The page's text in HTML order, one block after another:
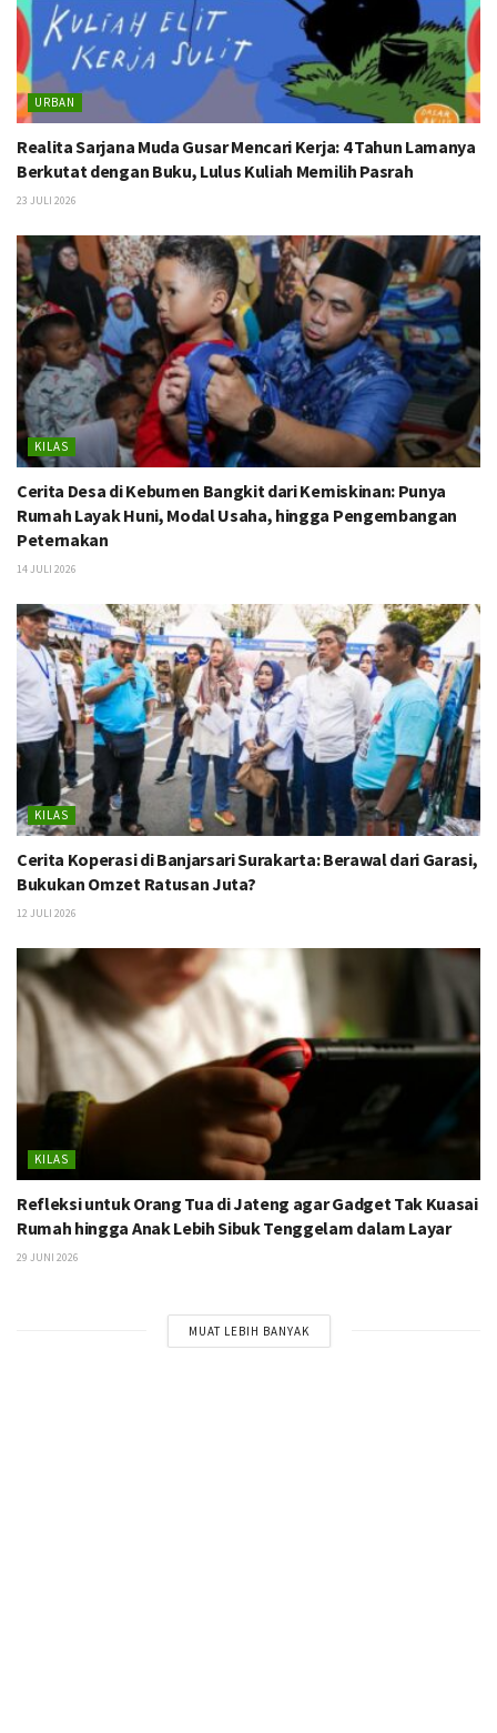
URBAN
Realita Sarjana Muda Gusar Mencari Kerja: 4 Tahun Lamanya
Berkutat dengan Buku, Lulus Kuliah Memilih Pasrah
23 JULI 2026
KILAS
Cerita Desa di Kebumen Bangkit dari Kemiskinan: Punya
Rumah Layak Huni, Modal Usaha, hingga Pengembangan
Peternakan
14 JULI 2026
KILAS
Cerita Koperasi di Banjarsari Surakarta: Berawal dari Garasi,
Bukukan Omzet Ratusan Juta?
12 JULI 2026
KILAS
Refleksi untuk Orang Tua di Jateng agar Gadget Tak Kuasai
Rumah hingga Anak Lebih Sibuk Tenggelam dalam Layar
29 JUNI 2026
MUAT LEBIH BANYAK